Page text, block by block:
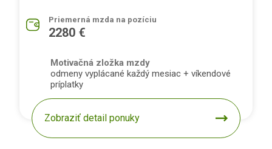
Priemerná mzda na pozíciu
2280 €
Motivačná zložka mzdy
odmeny vyplácané každý mesiac + víkendové
príplatky
Zobraziť detail ponuky